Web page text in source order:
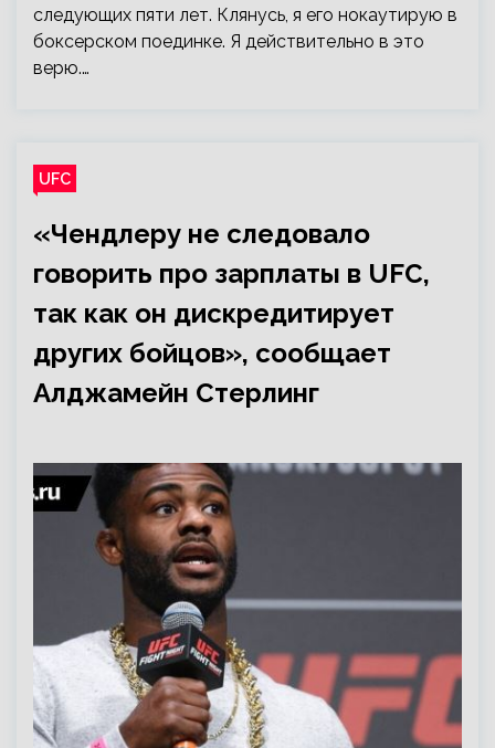
следующих пяти лет. Клянусь, я его нокаутирую в
боксерском поединке. Я действительно в это
верю.…
UFC
«Чендлеру не следовало
говорить про зарплаты в UFC,
так как он дискредитирует
других бойцов», сообщает
Алджамейн Стерлинг